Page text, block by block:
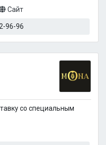
Сайт
96-96
со специальным